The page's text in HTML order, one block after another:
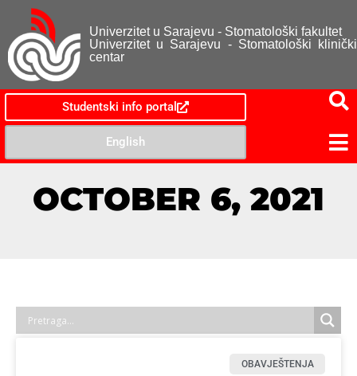
Univerzitet u Sarajevu - Stomatološki fakultet
Univerzitet u Sarajevu - Stomatološki klinički
centar
Studentski info portal
English
OCTOBER 6, 2021
OBAVJEŠTENJA